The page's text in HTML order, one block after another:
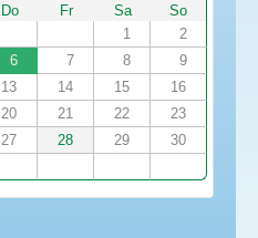
Do Fr Sa
So
1
2
6 7 8
9
13 14 15
16
20 21 22
23
27 28 29
30